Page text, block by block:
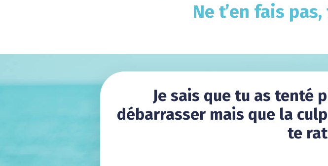
Ne t’en fais
Je sais que tu as tenté
débarrasser mais que la
te